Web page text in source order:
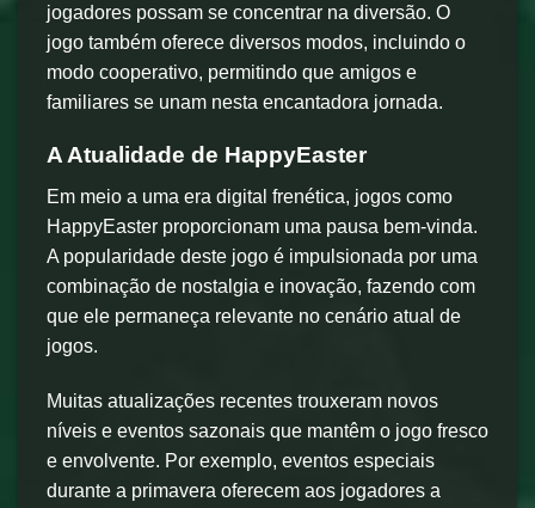
jogadores possam se concentrar na diversão. O
jogo também oferece diversos modos, incluindo o
modo cooperativo, permitindo que amigos e
familiares se unam nesta encantadora jornada.
A Atualidade de HappyEaster
Em meio a uma era digital frenética, jogos como
HappyEaster proporcionam uma pausa bem-vinda.
A popularidade deste jogo é impulsionada por uma
combinação de nostalgia e inovação, fazendo com
que ele permaneça relevante no cenário atual de
jogos.
Muitas atualizações recentes trouxeram novos
níveis e eventos sazonais que mantêm o jogo fresco
e envolvente. Por exemplo, eventos especiais
durante a primavera oferecem aos jogadores a